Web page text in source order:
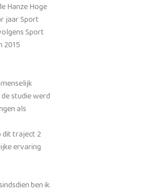
Hanze Hoge
jaar Sport
Sport
2015
studie werd
als
dit traject 2
ervaring
ben ik